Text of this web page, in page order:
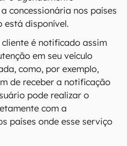
concessionária nos países
está disponível.
cliente é notificado assim
em seu veículo
como, por exemplo,
de receber a notificação
pode realizar o
com a
países onde esse serviço